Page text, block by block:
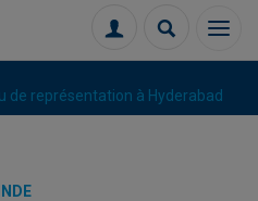
Menu
Connexion
de représentation à Hyderabad
INDE